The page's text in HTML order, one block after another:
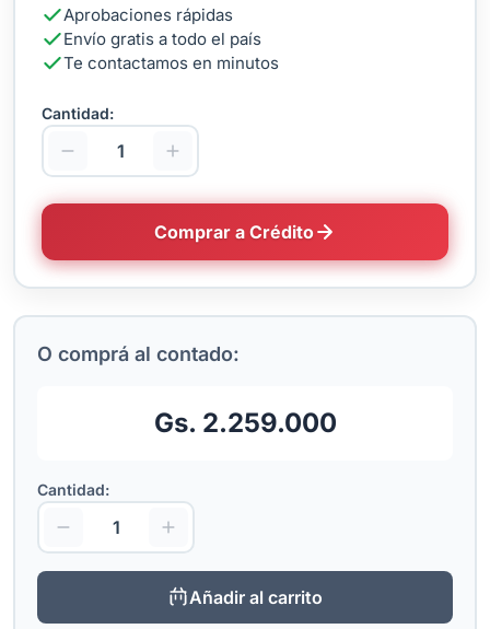
Aprobaciones rápidas
Envío gratis a todo el país
Te contactamos en minutos
Cantidad:
Comprar a Crédito
O comprá al contado:
Gs. 2.259.000
Cantidad:
Añadir al carrito